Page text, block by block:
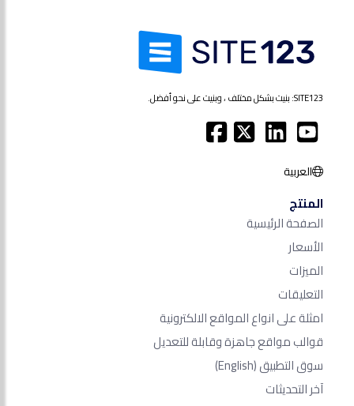
SITE123: بنيت بشكل مختلف ، وبنيت على نحو أفضل.
العربية
المنتج
الصفحة الرئيسية
الأسعار
الميزات
التعليقات
امثلة على انواع المواقع الالكترونية
قوالب مواقع جاهزة وقابلة للتعديل
سوق التطبيق(English)
آخر التحديثات